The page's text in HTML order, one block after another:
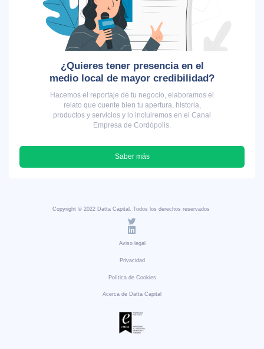
¿Quieres tener presencia en el
medio local de mayor credibilidad?
Hacemos el reportaje de tu negocio, elaboramos el
relato que cuente bien tu apertura, historia,
productos y servicios y lo incluiremos en el Canal
Empresa de Cordópolis.
Saber más
Copyright © 2022 Datta Capital. Todos los derechos reservados
Aviso legal
Privacidad
Política de Cookies
Acerca de Datta Capital